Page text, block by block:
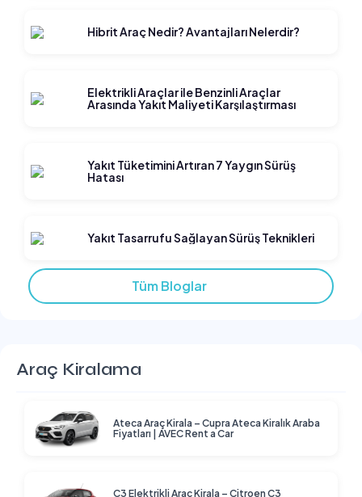
Hibrit Araç Nedir? Avantajları Nelerdir?
Elektrikli Araçlar ile Benzinli Araçlar
Arasında Yakıt Maliyeti Karşılaştırması
Yakıt Tüketimini Artıran 7 Yaygın Sürüş
Hatası
Yakıt Tasarrufu Sağlayan Sürüş Teknikleri
Tüm Bloglar
Araç Kiralama
Ateca Araç Kirala – Cupra Ateca Kiralık Araba
Fiyatları | AVEC Rent a Car
C3 Elektrikli Araç Kirala – Citroen C3